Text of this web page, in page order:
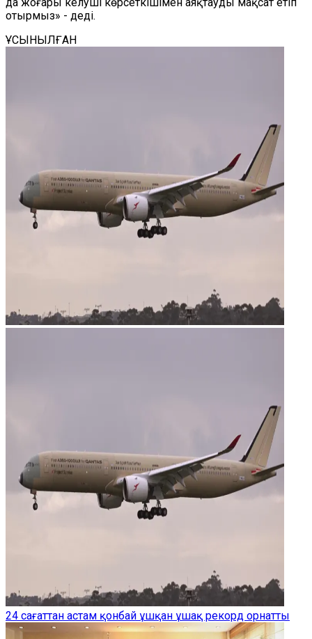
отырмыз» - деді.
ҰСЫНЫЛҒАН
24 сағаттан астам қонбай ұшқан ұшақ рекорд орнатты